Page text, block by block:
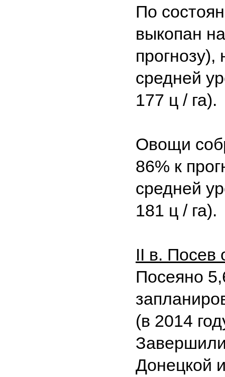
По
выкопан
средней
177 ц / га).
Овощи
86% к
средней
181 ц / га).
II в. Посев
Посеяно
(в 2014
Донецкой